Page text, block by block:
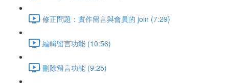
修正問題：實作留言與會員的 join (7:29)
編輯留言功能 (10:56)
刪除留言功能 (9:25)